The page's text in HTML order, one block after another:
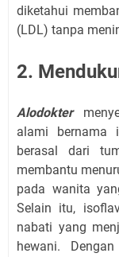
diketahui
(LDL) tanpa
2.
Alodokter
alami bernama
berasal dari
membantu
pada wanita
Selain itu,
nabati yang
hewani.